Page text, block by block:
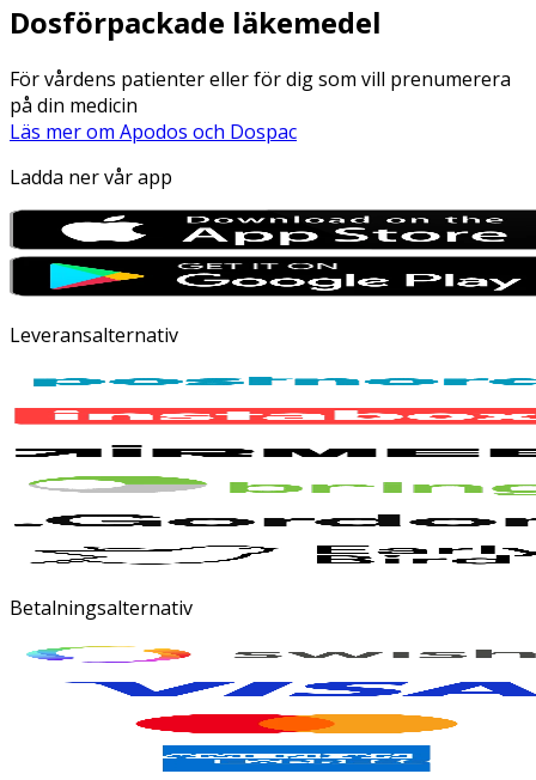
Dosförpackade läkemedel
För vårdens patienter eller för dig som vill prenumerera
på din medicin
Läs mer om Apodos och Dospac
Ladda ner vår app
Leveransalternativ
Betalningsalternativ